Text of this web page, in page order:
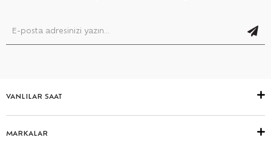
VANLILAR SAAT
MARKALAR